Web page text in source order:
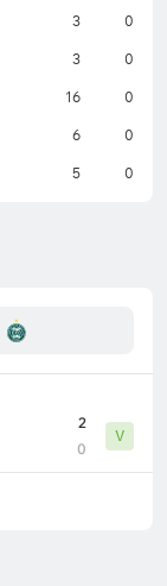
3 0
3 0
16 0
6 0
5 0
2
0
V